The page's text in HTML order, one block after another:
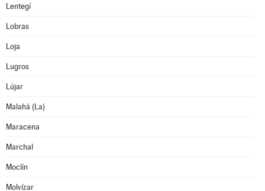
Lentegí
Lobras
Loja
Lugros
Lújar
Malahá (La)
Maracena
Marchal
Moclín
Molvízar